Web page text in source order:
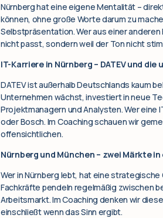
Nürnberg hat eine eigene Mentalität –
können, ohne große Worte darum zu
Selbstpräsentation. Wer aus einer
nicht passt, sondern weil der Ton nicht
IT-Karriere in Nürnberg – DATEV und
DATEV ist außerhalb Deutschlands kaum
Unternehmen wächst, investiert in neue
Projektmanagern und Analysten. Wer eine
oder Bosch. Im Coaching schauen wir
offensichtlichen.
Nürnberg und München – zwei Märkte
Wer in Nürnberg lebt, hat eine
Fachkräfte pendeln regelmäßig zwischen
Arbeitsmarkt. Im Coaching denken wir
einschließt wenn das Sinn ergibt.